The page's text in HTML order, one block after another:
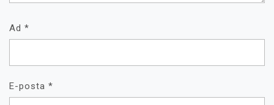
Ad *
E-posta *